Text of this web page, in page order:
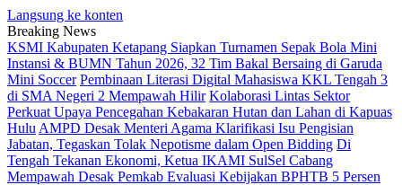
Langsung ke konten
Breaking News
KSMI Kabupaten Ketapang Siapkan Turnamen Sepak Bola Mini
Instansi & BUMN Tahun 2026, 32 Tim Bakal Bersaing di Garuda
Mini Soccer Pembinaan Literasi Digital Mahasiswa KKL Tengah 3
di SMA Negeri 2 Mempawah Hilir Kolaborasi Lintas Sektor
Perkuat Upaya Pencegahan Kebakaran Hutan dan Lahan di Kapuas
Hulu AMPD Desak Menteri Agama Klarifikasi Isu Pengisian
Jabatan, Tegaskan Tolak Nepotisme dalam Open Bidding Di
Tengah Tekanan Ekonomi, Ketua IKAMI SulSel Cabang
Mempawah Desak Pemkab Evaluasi Kebijakan BPHTB 5 Persen